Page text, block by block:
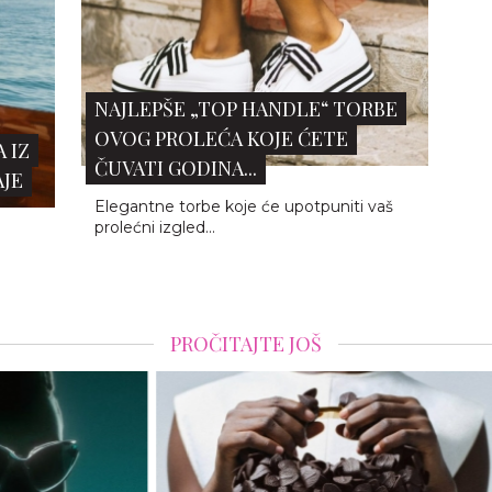
i
Polène Béri Lif: Torba koja pretvara kožne
ostatke u luksuznu umetnost
OF THE YEAR” TI...
Postoje trendovi koji se vrate tiho, a postoje
oni koji uđu u prostoriju kao da nikada nisu ni
otišli. Jelly shoes spadaju u ovu drugu
kategoriju.